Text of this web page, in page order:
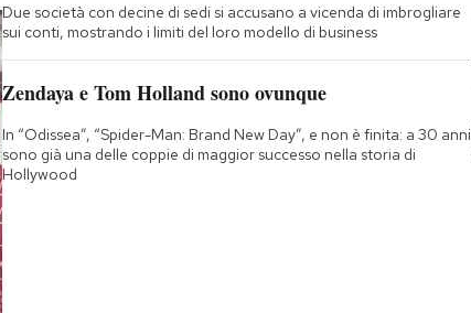
Due società con decine di sedi si accusano a vicenda di imbrogliare
sui conti, mostrando i limiti del loro modello di business
Zendaya e Tom Holland sono ovunque
In “Odissea”, “Spider-Man: Brand New Day”, e non è finita: a 30 anni
sono già una delle coppie di maggior successo nella storia di
Hollywood